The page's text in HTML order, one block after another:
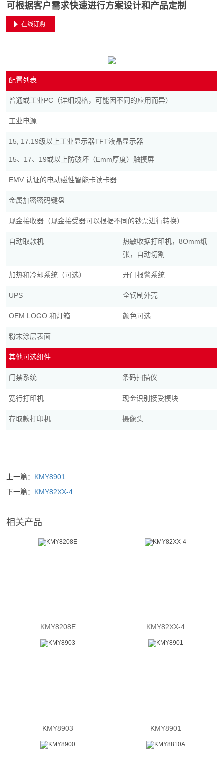
可根据客户需求快速进行方案设计和产品定制
在线订购
配置列表
普通或工业PC（详细规格，可能因不同的应用而异）
工业电源
15, 17.19级以上工业显示器TFT液晶显示器
15、17、19或以上防破坏（Emm厚度）触摸屏
EMV 认证的电动磁性智能卡读卡器
金属加密密码键盘
现金接收器（现金接受器可以根据不同的钞票进行转换）
自动取款机
热敏收据打印机，8Omm纸
张，自动切割
加热和冷却系统（可选） 开门报警系统
UPS 全钢制外壳
OEM LOGO 和灯箱 颜色可选
粉末涂层表面
其他可选组件
门禁系统 条码扫描仪
宽行打印机 现金识别接受模块
存取款打印机 摄像头
上一篇： KMY8901
下一篇： KMY82XX-4
相关产品
KMY8208E KMY82XX-4
KMY8903 KMY8901